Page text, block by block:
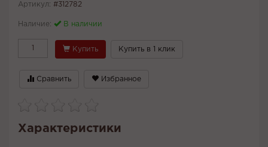
Артикул: #312782
Наличие: В наличии
Купить Купить в 1 клик
Сравнить Избранное
Характеристики